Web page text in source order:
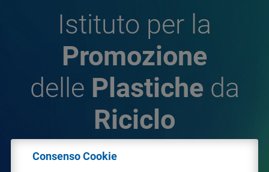
Istituto per la
Promozione
delle Plastiche da
Riciclo
Consenso Cookie